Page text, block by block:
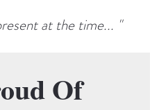
at the time... "
Of